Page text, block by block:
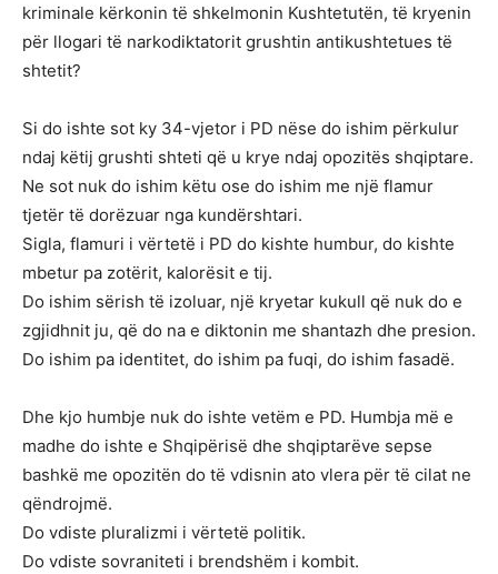
kriminale kërkonin të shkelmonin Kushtetutën, të kryenin
për llogari të narkodiktatorit grushtin antikushtetues të
shtetit?
Si do ishte sot ky 34-vjetor i PD nëse do ishim përkulur
ndaj këtij grushti shteti që u krye ndaj opozitës shqiptare.
Ne sot nuk do ishim këtu ose do ishim me një flamur
tjetër të dorëzuar nga kundërshtari.
Sigla, flamuri i vërtetë i PD do kishte humbur, do kishte
mbetur pa zotërit, kalorësit e tij.
Do ishim sërish të izoluar, një kryetar kukull që nuk do e
zgjidhnit ju, që do na e diktonin me shantazh dhe presion.
Do ishim pa identitet, do ishim pa fuqi, do ishim fasadë.
Dhe kjo humbje nuk do ishte vetëm e PD. Humbja më e
madhe do ishte e Shqipërisë dhe shqiptarëve sepse
bashkë me opozitën do të vdisnin ato vlera për të cilat ne
qëndrojmë.
Do vdiste pluralizmi i vërtetë politik.
Do vdiste sovraniteti i brendshëm i kombit.